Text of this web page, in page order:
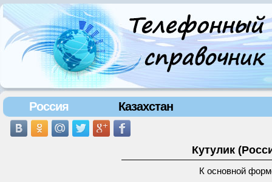
Россия Казахстан
Кутулик
К основной